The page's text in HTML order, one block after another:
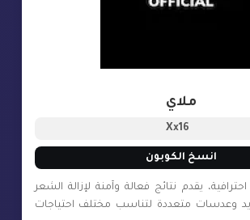
ملاي
Xx16
انسخ الكوبون
احترافية، يقدم نتائج فعالة وآمنة لإزالة الشعر
وعدسات متعددة لتناسب مختلف احتياجات